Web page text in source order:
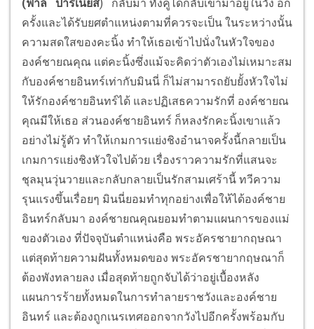
(ฟาล ปารเนียส) กลับมา ทั้งคู่ได้กลับเข้ามาอยู่ในวัง อีก
ครั้งและได้รับยศตำแหน่งตามที่ควรจะเป็น ในระหว่างนั้น
ความสดใสของคะนิ้ง ทำให้เธอเข้าไปนั่งในหัวใจของ
องค์ชายณคุณ แต่คะนิ้งซึ่งแม้จะคิดว่าตัวเองไม่เหมาะสม
กับองค์ชายอินทร์เท่ากับมินนี่ ก็ไม่สามารถยับยั้งหัวใจไม่
ให้รักองค์ชายอินทร์ได้ และปฏิเสธความรักที่ องค์ชายณ
คุณมีให้เธอ ส่วนองค์ชายอินทร์ ก็หลงรักคะนิ้งเขาแล้ว
อย่างไม่รู้ตัว ทำให้เกมการแย่งชิงอำนาจครั้งนี้กลายเป็น
เกมการแย่งชิงหัวใจไปด้วย เรื่องราวความรักที่แสนจะ
ชุลมุนวุ่นวายและกลับกลายเป็นรักสามเศร้านี้ ทวีความ
รุนแรงขึ้นเรื่อยๆ มินนี่ยอมทำทุกอย่างเพื่อให้ได้องค์ชาย
อินทร์กลับมา องค์ชายณคุณยอมทำตามแผนการของแม่
ของตัวเอง ที่ปัจจุบันตำแหน่งคือ พระอัครชายากฤษณา
แต่สุดท้ายความฝันทั้งหมดของ พระอัครชายากฤษณาก็
ต้องพังทลายลง เมื่อสุดท้ายถูกจับได้ว่าอยู่เบื้องหลัง
แผนการร้ายทั้งหมดในการทำลายราชวังและองค์ชาย
อินทร์ และต้องถูกเนรเทศออกจากวังไปอีกครั้งพร้อมกับ